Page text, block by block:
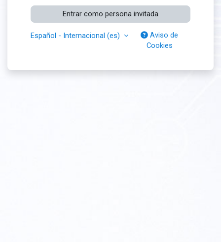
Entrar como persona invitada
Español - Internacional ‎(es)‎
Aviso de
Cookies